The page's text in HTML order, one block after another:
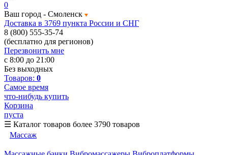
0
Ваш город - Смоленск
Доставка в 3769 пункта России и СНГ
8 (800) 555-35-74
(бесплатно для регионов)
Перезвонить мне
с 8:00 до 21:00
Без выходных
Товаров: 0
Самое время
что-нибудь купить
Корзина
пуста
☰ Каталог товаров более 3790 товаров
Массаж